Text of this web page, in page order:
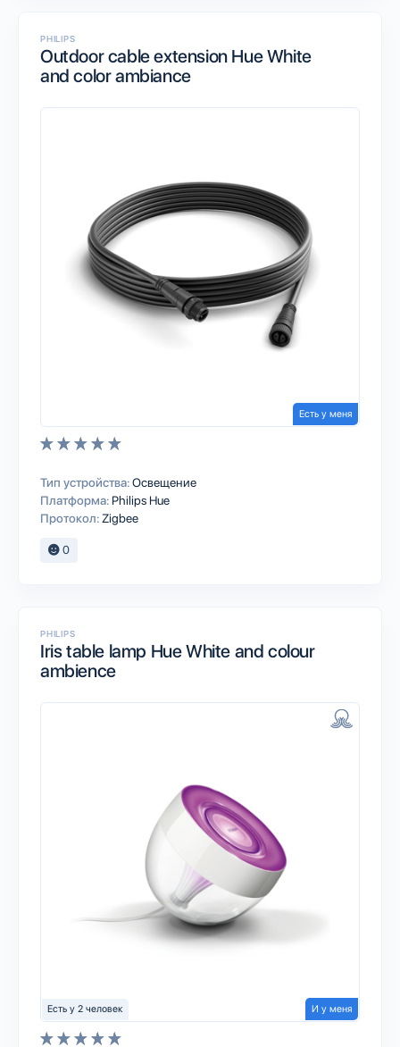
PHILIPS
Outdoor cable extension Hue White
and color ambiance
Есть у меня
Тип устройства:Освещение
Платформа: Philips Hue
Протокол: Zigbee
0
PHILIPS
Iris table lamp Hue White and colour
ambience
Есть у 2 человек И у меня